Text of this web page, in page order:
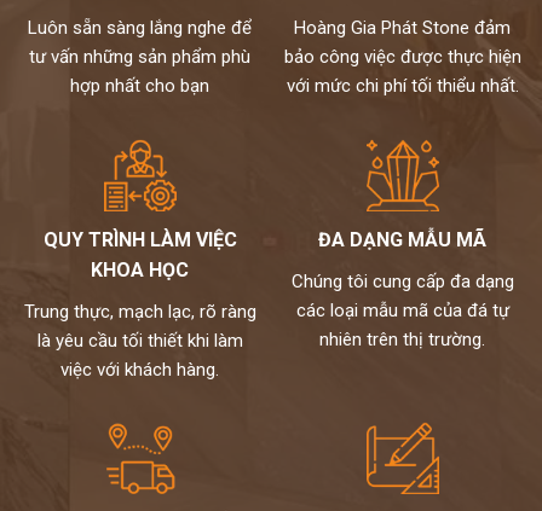
Luôn sẵn sàng lắng nghe để
tư vấn những sản phẩm phù
hợp nhất cho bạn
Hoàng Gia Phát Stone đảm
bảo công việc được thực hiện
với mức chi phí tối thiểu nhất.
QUY TRÌNH LÀM VIỆC
KHOA HỌC
Trung thực, mạch lạc, rõ ràng
là yêu cầu tối thiết khi làm
việc với khách hàng.
ĐA DẠNG MẪU MÃ
Chúng tôi cung cấp đa dạng
các loại mẫu mã của đá tự
nhiên trên thị trường.